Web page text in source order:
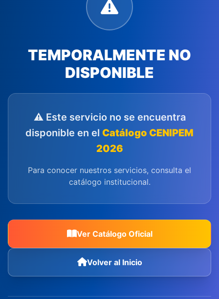
TEMPORALMENTE NO
DISPONIBLE
⚠️ Este servicio no se encuentra
disponible en el Catálogo CENIPEM
2026
Para conocer nuestros servicios, consulta el
catálogo institucional.
Ver Catálogo Oficial
Volver al Inicio